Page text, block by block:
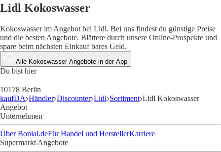
Lidl Kokoswasser
Kokoswasser im Angebot bei Lidl. Bei uns findest du günstige Preise
und die besten Angebote. Blättere durch unsere Online-Prospekte und
spare beim nächsten Einkauf bares Geld.
Alle Kokoswasser Angebote in der App
Du bist hier
10178 Berlin
kaufDA Händler Discounter Lidl Sortiment Lidl Kokoswasser
Angebot
Unternehmen
Über Bonial.deFür Handel und HerstellerKarriere
Supermarkt Angebote